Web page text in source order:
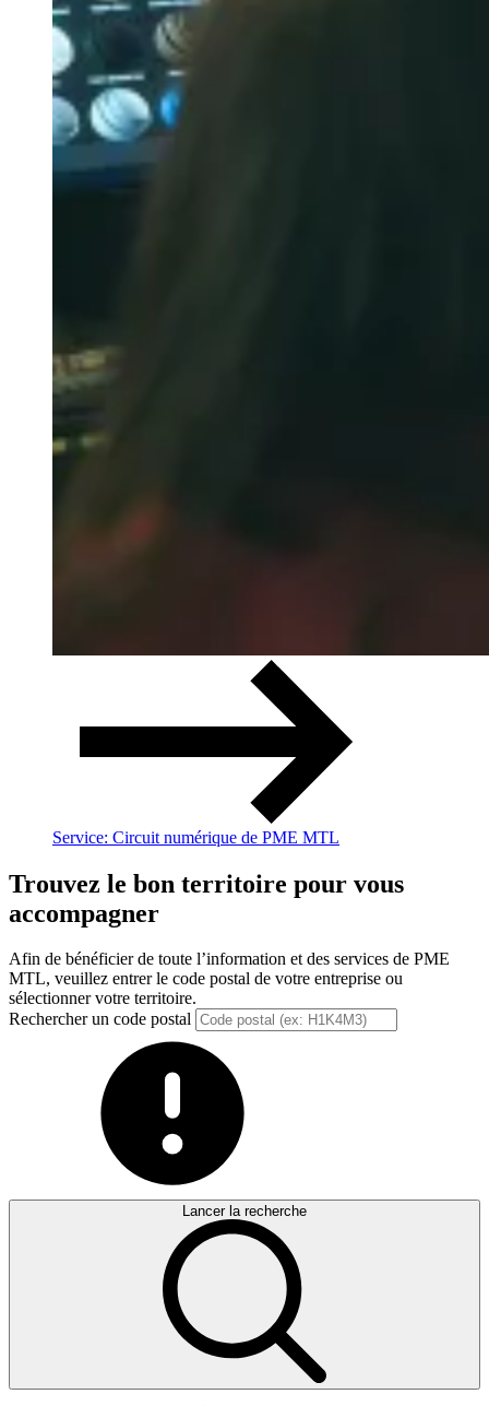
Service: Circuit numérique de PME MTL
Trouvez le bon territoire pour vous
accompagner
Afin de bénéficier de toute l’information et des services de PME
MTL, veuillez entrer le code postal de votre entreprise ou
sélectionner votre territoire.
Rechercher un code postal
Lancer la recherche